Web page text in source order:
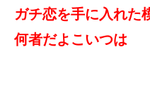
ガチ恋を手に入れた
何者だよこいつは